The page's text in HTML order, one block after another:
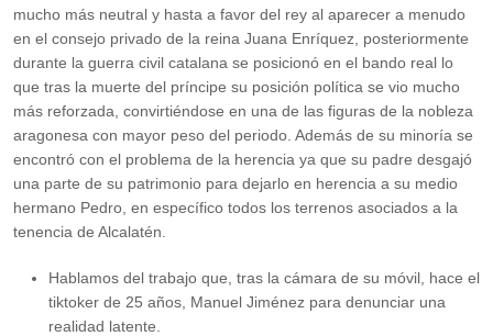
mucho más neutral y hasta a favor del rey al aparecer a menudo
en el consejo privado de la reina Juana Enríquez, posteriormente
durante la guerra civil catalana se posicionó en el bando real lo
que tras la muerte del príncipe su posición política se vio mucho
más reforzada, convirtiéndose en una de las figuras de la nobleza
aragonesa con mayor peso del periodo. Además de su minoría se
encontró con el problema de la herencia ya que su padre desgajó
una parte de su patrimonio para dejarlo en herencia a su medio
hermano Pedro, en específico todos los terrenos asociados a la
tenencia de Alcalatén.
Hablamos del trabajo que, tras la cámara de su móvil, hace el
tiktoker de 25 años, Manuel Jiménez para denunciar una
realidad latente.